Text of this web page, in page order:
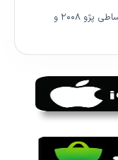
فروش اقساطی پژو ۲۰۰۸ و